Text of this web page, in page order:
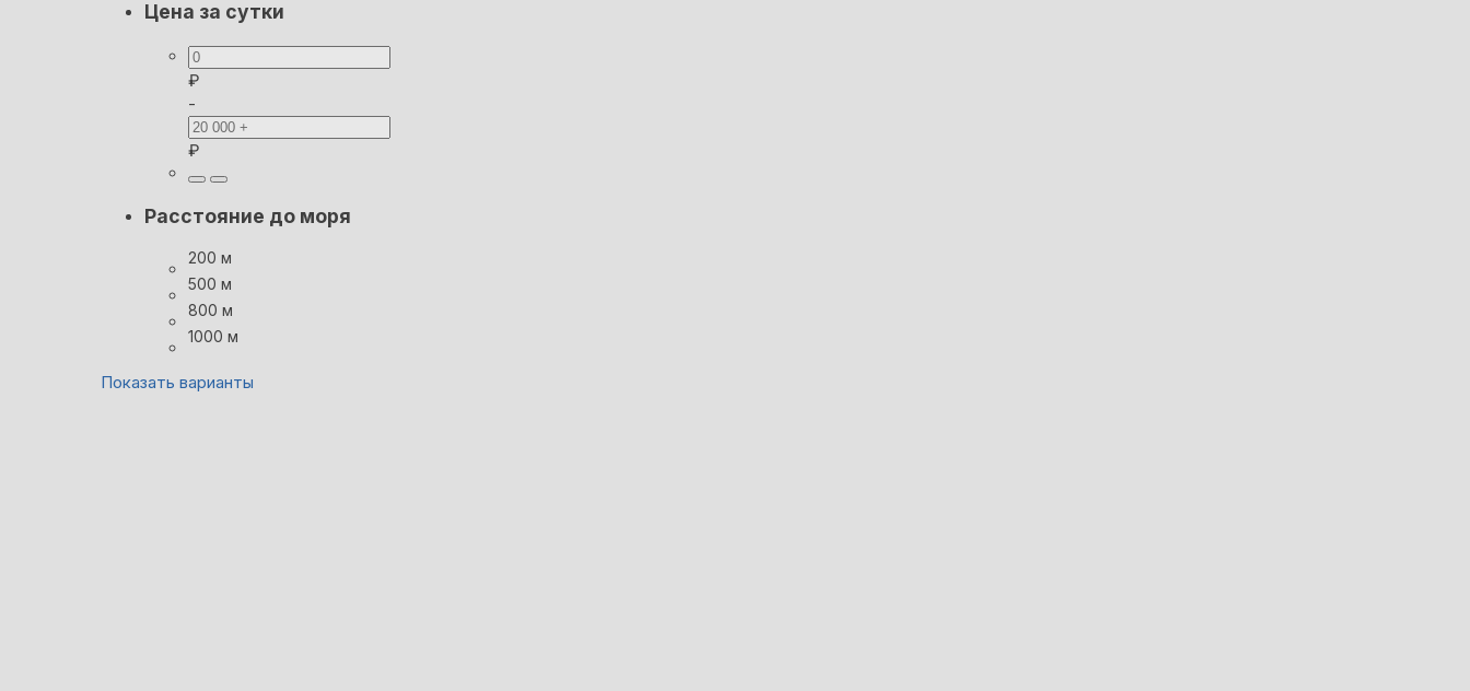
Цена за сутки
₽
-
₽
Расстояние до моря
200 м
500 м
800 м
1000 м
Показать варианты